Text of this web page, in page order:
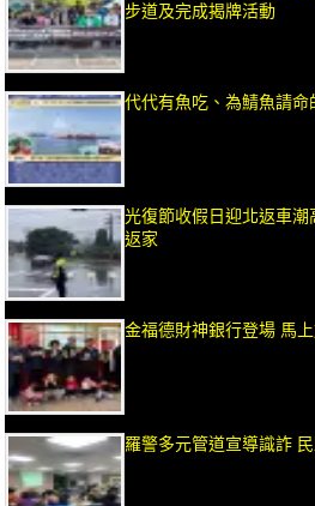
步道及完成揭牌活動
代代有魚吃、為鯖魚請命
光復節收假日迎北返車
返家
金福德財神銀行登場 馬
羅警多元管道宣導識詐